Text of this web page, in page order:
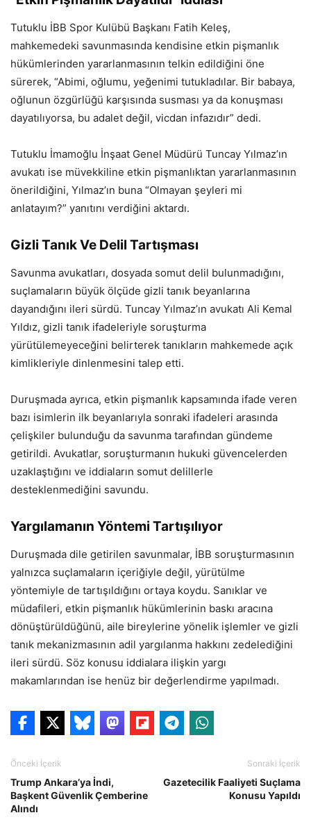
Tutuklu İBB Spor Kulübü Başkanı Fatih Keleş,
mahkemedeki savunmasında kendisine etkin pişmanlık
hükümlerinden yararlanmasının telkin edildiğini öne
sürerek, “Abimi, oğlumu, yeğenimi tutukladılar. Bir babaya,
oğlunun özgürlüğü karşısında susması ya da konuşması
dayatılıyorsa, bu adalet değil, vicdan infazıdır” dedi.
Tutuklu İmamoğlu İnşaat Genel Müdürü Tuncay Yılmaz’ın
avukatı ise müvekkiline etkin pişmanlıktan yararlanmasının
önerildiğini, Yılmaz’ın buna “Olmayan şeyleri mi
anlatayım?” yanıtını verdiğini aktardı.
Gizli Tanık Ve Delil Tartışması
Savunma avukatları, dosyada somut delil bulunmadığını,
suçlamaların büyük ölçüde gizli tanık beyanlarına
dayandığını ileri sürdü. Tuncay Yılmaz’ın avukatı Ali Kemal
Yıldız, gizli tanık ifadeleriyle soruşturma
yürütülemeyeceğini belirterek tanıkların mahkemede açık
kimlikleriyle dinlenmesini talep etti.
Duruşmada ayrıca, etkin pişmanlık kapsamında ifade veren
bazı isimlerin ilk beyanlarıyla sonraki ifadeleri arasında
çelişkiler bulunduğu da savunma tarafından gündeme
getirildi. Avukatlar, soruşturmanın hukuki güvencelerden
uzaklaştığını ve iddiaların somut delillerle
desteklenmediğini savundu.
Yargılamanın Yöntemi Tartışılıyor
Duruşmada dile getirilen savunmalar, İBB soruşturmasının
yalnızca suçlamaların içeriğiyle değil, yürütülme
yöntemiyle de tartışıldığını ortaya koydu. Sanıklar ve
müdafileri, etkin pişmanlık hükümlerinin baskı aracına
dönüştürüldüğünü, aile bireylerine yönelik işlemler ve gizli
tanık mekanizmasının adil yargılanma hakkını zedelediğini
ileri sürdü. Söz konusu iddialara ilişkin yargı
makamlarından ise henüz bir değerlendirme yapılmadı.
Önceki İçerik
Trump Ankara’ya İndi,
Başkent Güvenlik Çemberine
Alındı
Sonraki İçerik
Gazetecilik Faaliyeti Suçlama
Konusu Yapıldı